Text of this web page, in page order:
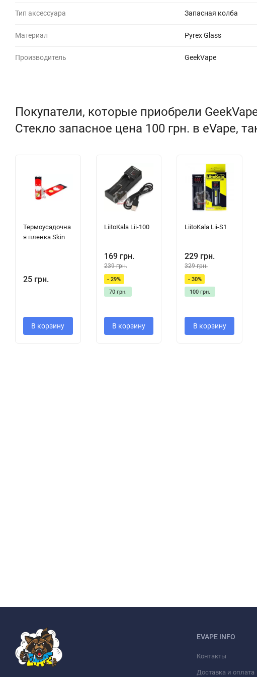
Тип аксессуара Запасная колба
Материал Pyrex Glass
Производитель GeekVape
Покупатели, которые приобрели
Стекло запасное цена 100 грн. в eVape,
Термоусадочна
я пленка Skin
25 грн.
В корзину
LiitoKala Lii-100
169 грн.
239 грн.
- 29%
70 грн.
В корзину
LiitoKala Lii-S1
229 грн.
329 грн.
- 30%
100 грн.
В корзину
EVAPE INFO
Контакты
Доставка и оплата